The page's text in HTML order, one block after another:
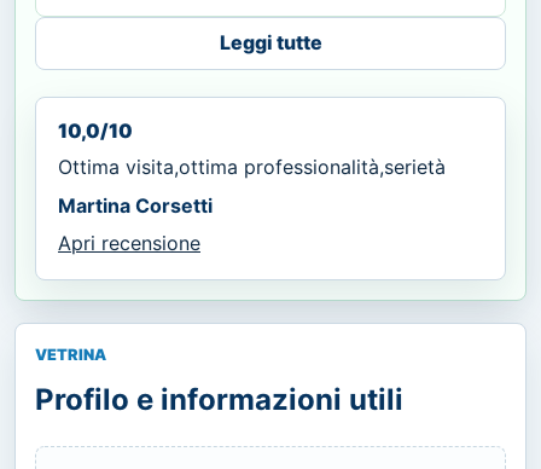
Leggi tutte
10,0/10
Ottima visita,ottima professionalità,serietà
Martina Corsetti
Apri recensione
VETRINA
Profilo e informazioni utili